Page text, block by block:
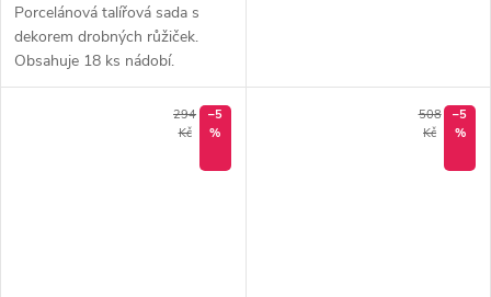
Porcelánová talířová sada s
dekorem drobných růžiček.
Obsahuje 18 ks nádobí.
294
Kč
–5
%
508
Kč
–5
%